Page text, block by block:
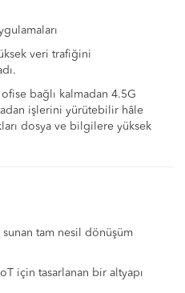
veri trafiğini
bağlı kalmadan 4.5G
işlerini yürütebilir hâle
dosya ve bilgilere yüksek
tam nesil dönüşüm
için tasarlanan bir altyapı